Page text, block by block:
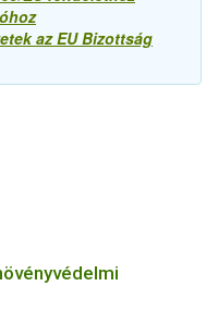
az EU Bizottság